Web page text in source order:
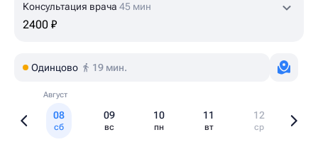
Консультация врача 45 мин
2400 ₽
Одинцово 19 мин.
Август
08
сб
09
вс
10
пн
11
вт
12
ср